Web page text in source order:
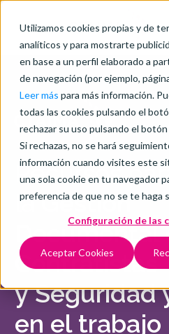
Utilizamos cookies propias y de
analíticos y para mostrarte
en base a un perfil elaborado a
de navegación (por ejemplo,
Leer más para más información.
todas las cookies pulsando el
rechazar su uso pulsando el botón
Si rechazas, no se hará
información cuando visites este
una sola cookie en tu navegador
preferencia de que no se te haga
Configuración de las
Aceptar Cookies
Recursos
laGestión
Documental
Contratistas
ySeguridad
en el trabajo